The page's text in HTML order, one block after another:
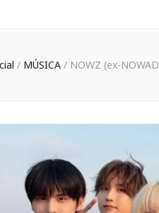
/ MÚSICA / NOWZ (ex-